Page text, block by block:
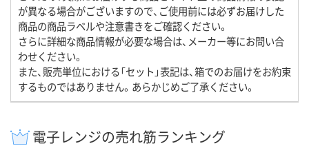
が異なる場合がございますので、ご使用前には必ずお届けした
商品の商品ラベルや注意書きをご確認ください。
さらに詳細な商品情報が必要な場合は、メーカー等にお問い合
わせください。
また、販売単位における「セット」表記は、箱でのお届けをお約束
するものではありません。あらかじめご了承ください。
電子レンジの売れ筋ランキング